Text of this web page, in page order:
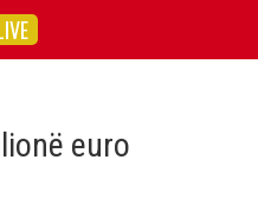
euro